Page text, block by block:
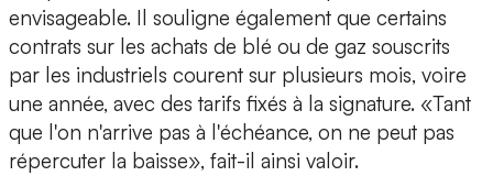
envisageable. Il souligne également que certains
contrats sur les achats de blé ou de gaz souscrits
par les industriels courent sur plusieurs mois, voire
une année, avec des tarifs fixés à la signature. «Tant
que l'on n'arrive pas à l'échéance, on ne peut pas
répercuter la baisse», fait-il ainsi valoir.